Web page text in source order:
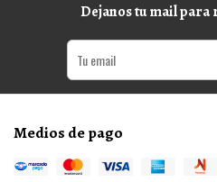
Dejanos tu mail para
Medios de pago